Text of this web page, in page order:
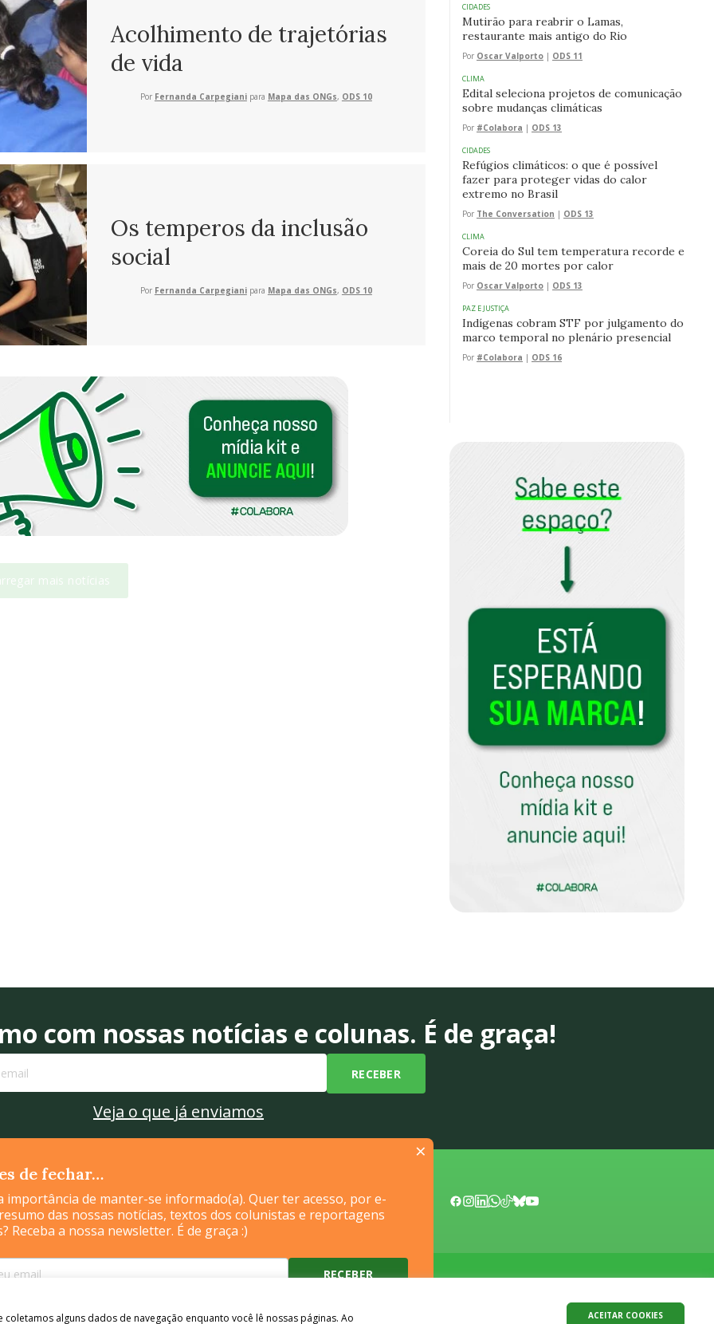
Acolhimento de trajetórias
de vida
Por Fernanda Carpegianipara Mapa das ONGs, ODS 10
Os temperos da inclusão
social
Por Fernanda Carpegianipara Mapa das ONGs, ODS 10
mais notícias
CIDADES
Mutirão para reabrir o Lamas,
restaurante mais antigo do Rio
Por Oscar Valporto | ODS 11
CLIMA
Edital seleciona projetos de comunicação
sobre mudanças climáticas
Por #Colabora | ODS 13
CIDADES
Refúgios climáticos: o que é possível
fazer para proteger vidas do calor
extremo no Brasil
Por The Conversation | ODS 13
CLIMA
Coreia do Sul tem temperatura recorde e
mais de 20 mortes por calor
Por Oscar Valporto | ODS 13
PAZ E JUSTIÇA
Indígenas cobram STF por julgamento do
marco temporal no plenário presencial
Por #Colabora | ODS 16
com nossas notícias e colunas. É de graça!
Veja o que já enviamos
Quem somosAgênciaMídia KitConteúdo de marcaColaboradoresFale Conosco
Quem somos Fale Conosco
alguns dados de navegação enquanto você lê nossas páginas. Ao ACEITAR COOKIES
×
de fechar…
importância de manter-se informado(a). Quer ter acesso, por e-
das nossas notícias, textos dos colunistas e reportagens
Receba a nossa newsletter. É de graça :)